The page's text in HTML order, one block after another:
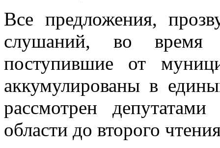
Все предложения,
слушаний, во время
поступившие от
аккумулированы в
рассмотрен
области до второго